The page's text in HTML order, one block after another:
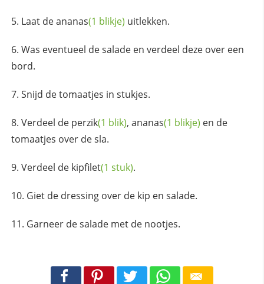
Laat deananas(1 blikje) uitlekken.
Was eventueel de salade en verdeel deze over een
bord.
Snijd de tomaatjes in stukjes.
Verdeel de perzik(1 blik), ananas(1 blikje) en de
tomaatjes over de sla.
Verdeel de kipfilet(1 stuk).
Giet de dressing over de kip en salade.
Garneer de salade met de nootjes.